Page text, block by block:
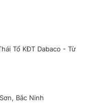
Tổ KĐT Dabaco - Từ
Bắc Ninh